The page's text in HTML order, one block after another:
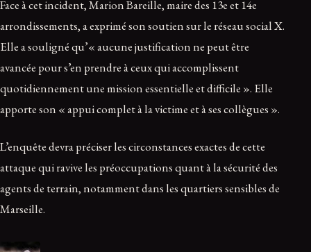
Face à cet incident, Marion Bareille, maire des 13e et 14e
arrondissements, a exprimé son soutien sur le réseau social X.
Elle a souligné qu’« aucune justification ne peut être
avancée pour s’en prendre à ceux qui accomplissent
quotidiennement une mission essentielle et difficile ». Elle
apporte son « appui complet à la victime et à ses collègues ».
L’enquête devra préciser les circonstances exactes de cette
attaque qui ravive les préoccupations quant à la sécurité des
agents de terrain, notamment dans les quartiers sensibles de
Marseille.